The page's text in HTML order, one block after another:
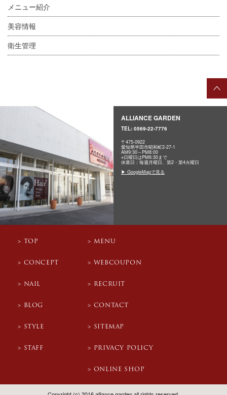
メニュー紹介
美容情報
衛生管理
ALLIANCE GARDEN
TEL: 0569-22-7776
〒475-0922
愛知県半田市昭和町2-27-1
AM9:30～PM8:00
※日曜日はPM6:30まで
休業日：毎週月曜日、第2・第4火曜日
▶ GoogleMapで見る
TOP
CONCEPT
NAIL
BLOG
STYLE
STAFF
MENU
WEBCOUPON
RECRUIT
CONTACT
SITEMAP
PRIVACY POLICY
ONLINE SHOP